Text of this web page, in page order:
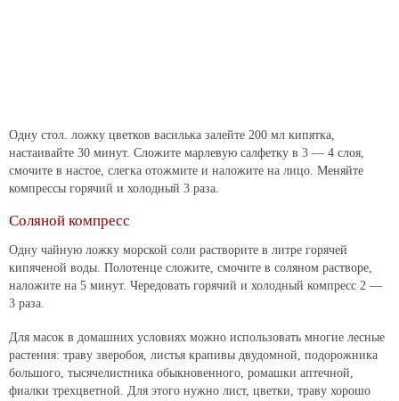
Одну стол. ложку цветков василька залейте 200 мл кипятка,
настаивайте 30 минут. Сложите марлевую салфетку в 3 — 4 слоя,
смочите в настое, слегка отожмите и наложите на лицо. Меняйте
компрессы горячий и холодный 3 раза.
Соляной компресс
Одну чайную ложку морской соли растворите в литре горячей
кипяченой воды. Полотенце сложите, смочите в соляном растворе,
наложите на 5 минут. Чередовать горячий и холодный компресс 2 —
3 раза.
Для масок в домашних условиях можно использовать многие лесные
растения: траву зверобоя, листья крапивы двудомной, подорожника
большого, тысячелистника обыкновенного, ромашки аптечной,
фиалки трехцветной. Для этого нужно лист, цветки, траву хорошо